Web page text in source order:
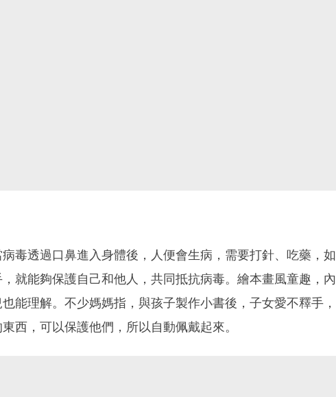
病毒透過口鼻進入身體後，人便會生病，需要打針、吃藥，如
就能夠保護自己和他人，共同抵抗病毒。繪本畫風童趣，內
能理解。不少媽媽指，與孩子製作小書後，子女愛不釋手，
西，可以保護他們，所以自動佩戴起來。